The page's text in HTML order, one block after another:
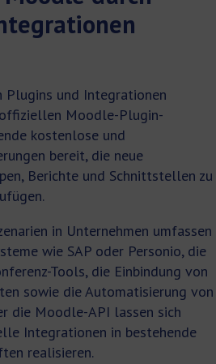
und Integrationen
Moodle-Plugin-
kostenlose und
bereit, die neue
Berichte und Schnittstellen zu
in Unternehmen umfassen
wie SAP oder Personio, die
Tools, die Einbindung von
sowie die Automatisierung von
die Moodle-API lassen sich
Integrationen in bestehende
realisieren.